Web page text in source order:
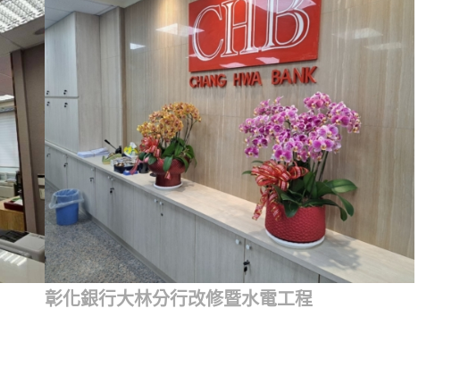
彰化銀行大林分行改修暨水電工程